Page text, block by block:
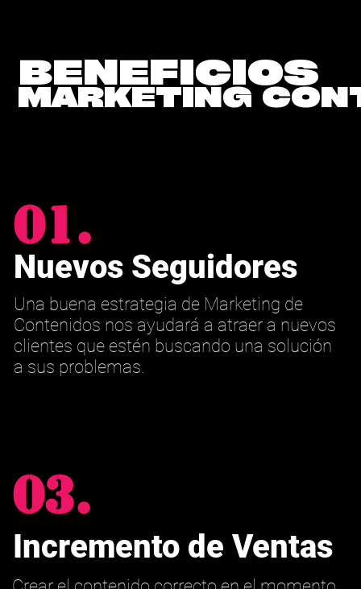
MARKETING
BENEFICIOS
01.
Nuevos Seguidores
Una buena estrategia de Marketing de
Contenidos nos ayudará a atraer a nuevos
clientes que estén buscando una solución
a sus problemas.
03.
Incremento de Ventas